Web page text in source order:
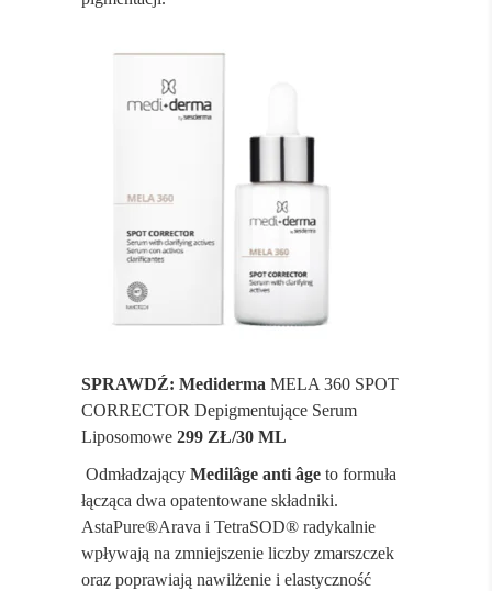
SPRAWDŹ: Mediderma MELA 360 SPOT
CORRECTOR Depigmentujące Serum
Liposomowe 299 ZŁ/30 ML
Odmładzający Medilâge anti âge to formuła
łącząca dwa opatentowane składniki.
AstaPure®Arava i TetraSOD® radykalnie
wpływają na zmniejszenie liczby zmarszczek
oraz poprawiają nawilżenie i elastyczność